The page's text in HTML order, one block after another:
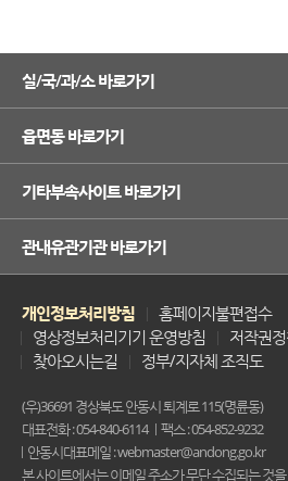
실/국/과/소 바로가기
읍면동 바로가기
기타부속사이트 바로가기
관내유관기관 바로가기
개인정보처리방침
홈페이지불편접수
영상정보처리기기 운영방침
저작권
찾아오시는길
정부/지자체 조직도
(우)36691 경상북도 안동시 퇴계로 115(명륜동)
대표전화 : 054-840-6114
팩스 : 054-852-9232
안동시대표메일 : webmaster@andong.go.kr
본 사이트에서는 이메일 주소가 무단 수집되는 것을